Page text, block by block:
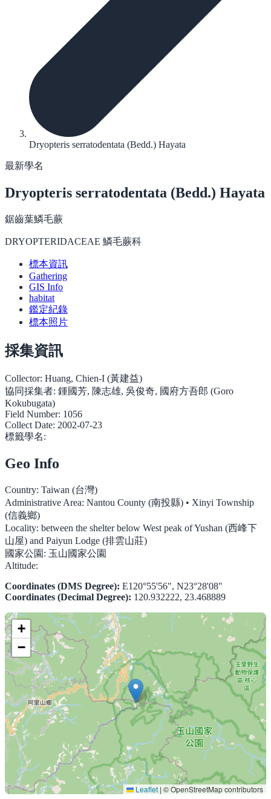
Dryopteris serratodentata (Bedd.) Hayata
最新學名
Dryopteris serratodentata (Bedd.) Hayata
鋸齒葉鱗毛蕨
DRYOPTERIDACEAE 鱗毛蕨科
標本資訊
Gathering
GIS Info
habitat
鑑定紀錄
標本照片
採集資訊
Collector: Huang, Chien-I (黃建益)
協同採集者: 鍾國芳, 陳志雄, 吳俊奇, 國府方吾郎 (Goro
Kokubugata)
Field Number: 1056
Collect Date: 2002-07-23
標籤學名:
Geo Info
Country: Taiwan (台灣)
Administrative Area: Nantou County (南投縣) • Xinyi Township
(信義鄉)
Locality: between the shelter below West peak of Yushan (西峰下
山屋) and Paiyun Lodge (排雲山莊)
國家公園: 玉山國家公園
Altitude:
Coordinates (DMS Degree): E120°55'56", N23°28'08"
Coordinates (Decimal Degree): 120.932222, 23.468889
+
−
Leaflet | © OpenStreetMap contributors